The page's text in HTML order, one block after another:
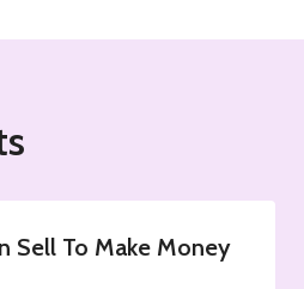
Sell To Make Money